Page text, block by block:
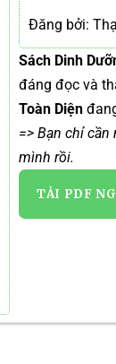
Đăng bởi:
Sách Dinh
đáng đọc và
Toàn Diện
=> Bạn chỉ
mình rồi.
TẢI PDF